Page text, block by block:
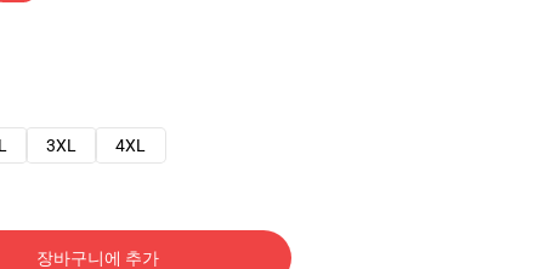
3XL 4XL
장바구니에 추가